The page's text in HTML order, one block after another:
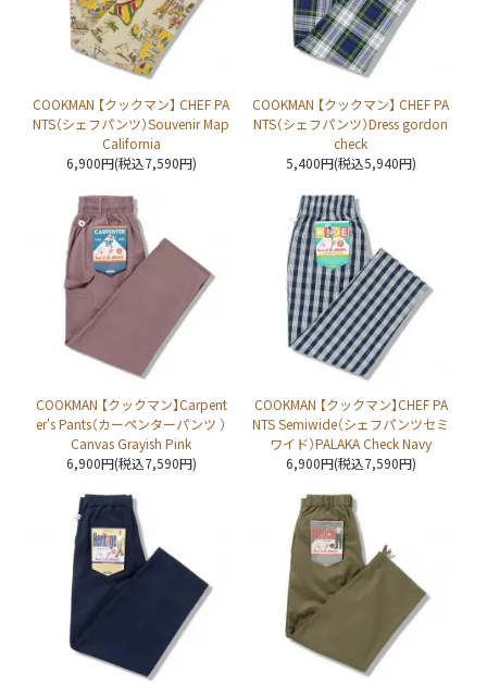
COOKMAN 【クックマン】 CHEF PA
NTS（シェフパンツ）Souvenir Map
California
6,900円(税込7,590円)
COOKMAN 【クックマン】 CHEF PA
NTS（シェフパンツ）Dress gordon
check
5,400円(税込5,940円)
COOKMAN 【クックマン】Carpent
er's Pants（カーペンターパンツ ）
Canvas Grayish Pink
6,900円(税込7,590円)
COOKMAN 【クックマン】CHEF PA
NTS Semiwide（シェフパンツセミ
ワイド）PALAKA Check Navy
6,900円(税込7,590円)